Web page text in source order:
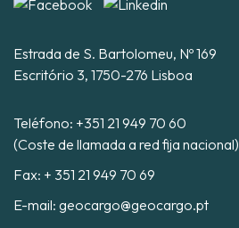
Estrada de S. Bartolomeu, Nº 169
Escritório 3, 1750-276 Lisboa
Teléfono: +351 21 949 70 60
(Coste de llamada a red fija nacional)
Fax: + 351 21 949 70 69
E-mail: geocargo@geocargo.pt